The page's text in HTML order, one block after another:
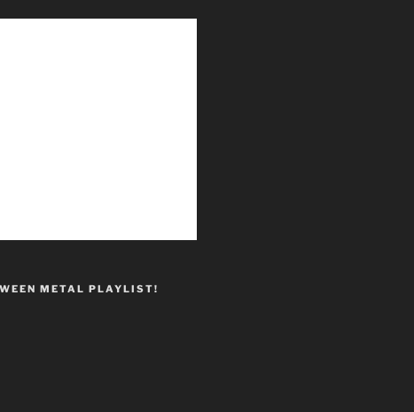
METAL PLAYLIST!